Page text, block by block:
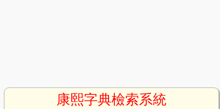
康熙字典檢索系統